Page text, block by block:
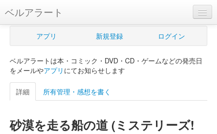
ベルアラート
ベルアラートとは
新規登録
ログイン
購入管理
アプリ 新規登録 ログイン
ベルアラートは本・コミック・DVD・CD・ゲームなどの発売日
をメールやアプリ にてお知らせします
詳細 所有管理・感想を書く
砂漠を走る船の道 (ミステリーズ!